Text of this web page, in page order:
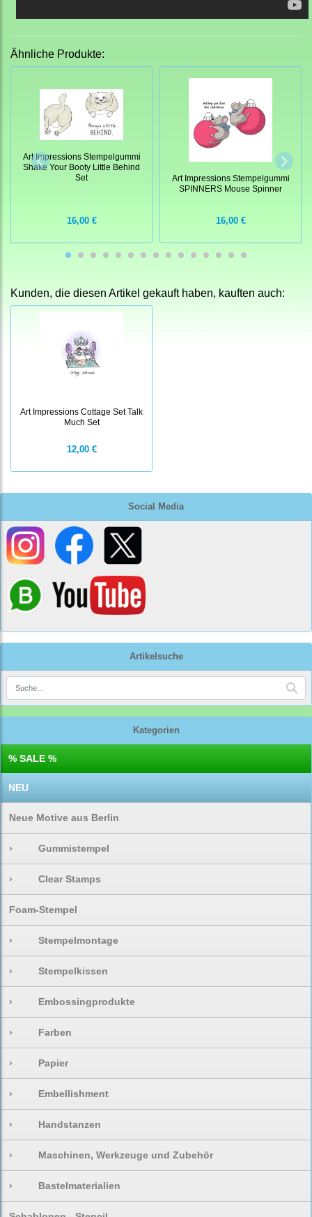
Social Media
Artikelsuche
Kategorien
% SALE %
NEU
Neue Motive aus Berlin
› Gummistempel
› Clear Stamps
Foam-Stempel
› Stempelmontage
› Stempelkissen
› Embossingprodukte
› Farben
› Papier
› Embellishment
› Handstanzen
› Maschinen, Werkzeuge und Zubehör
› Bastelmaterialien
Ähnliche Produkte:
Art Impressions Stempelgummi
Shake Your Booty Little Behind
Set
16,00 €
Art Impressions Stempelgummi
SPINNERS Mouse Spinner
16,00 €
Kunden, die diesen Artikel gekauft haben, kauften auch:
Art Impressions Cottage Set Talk
Much Set
12,00 €